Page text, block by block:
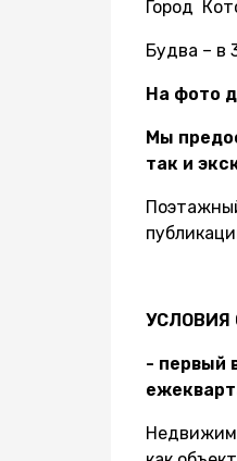
Город
Будва – в
На фото
Мы
так и
УСЛОВИЯ
- первый